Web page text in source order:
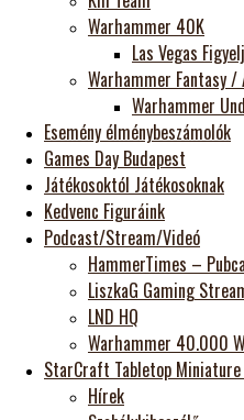
Warhammer 40K
Las Vegas
Warhammer Fantasy
Warhammer
Esemény élménybeszámolók
Games Day Budapest
Játékosoktól Játékosoknak
Kedvenc Figuráink
Podcast/Stream/Videó
HammerTimes –
LiszkaG Gaming
LND HQ
Warhammer 40.000
StarCraft Tabletop Miniature
Hírek